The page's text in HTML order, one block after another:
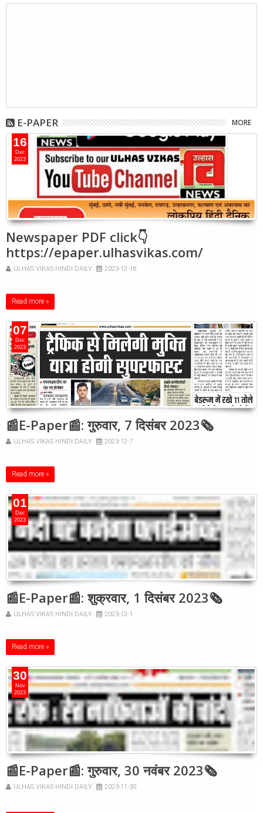
E-PAPER MORE
16
Dec
2023
Newspaper PDF click👇
https://epaper.ulhasvikas.com/
ULHAS VIKAS HINDI DAILY 2023-12-16
Read more »
07
Dec
2023
📰E-Paper📰: गुरुवार, 7 दिसंबर 2023🗞
ULHAS VIKAS HINDI DAILY 2023-12-7
Read more »
01
Dec
2023
📰E-Paper📰: शुक्रवार, 1 दिसंबर 2023🗞
ULHAS VIKAS HINDI DAILY 2023-12-1
Read more »
30
Nov
2023
📰E-Paper📰: गुरुवार, 30 नवंबर 2023🗞
ULHAS VIKAS HINDI DAILY 2023-11-30